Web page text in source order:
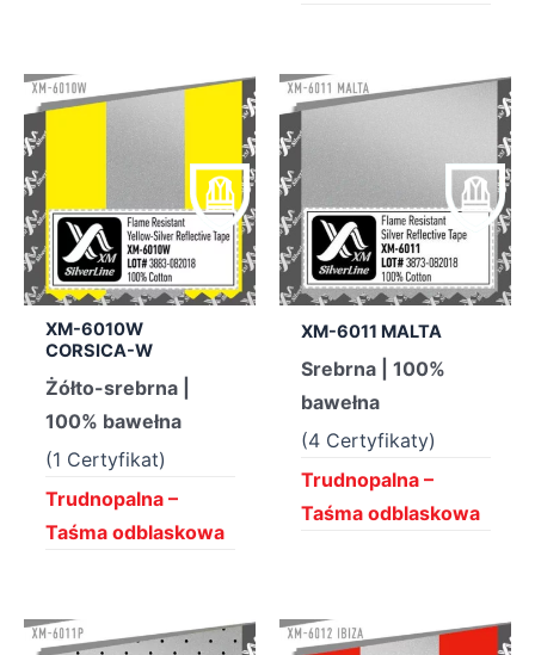
XM-6010W
CORSICA-W
Żółto-srebrna |
100% bawełna
(1 Certyfikat)
Trudnopalna –
Taśma odblaskowa
XM-6011 MALTA
Srebrna | 100%
bawełna
(4 Certyfikaty)
Trudnopalna –
Taśma odblaskowa